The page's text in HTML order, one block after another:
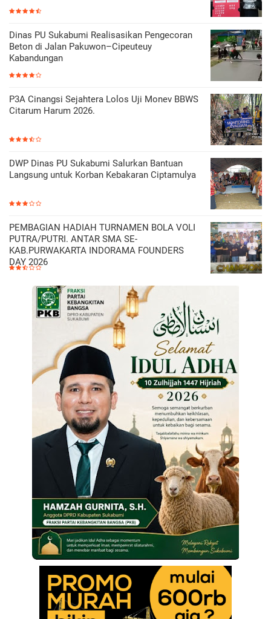
Dinas PU Sukabumi Realisasikan Pengecoran
Beton di Jalan Pakuwon–Cipeuteuy
Kabandungan
P3A Cinangsi Sejahtera Lolos Uji Monev BBWS
Citarum Harum 2026.
DWP Dinas PU Sukabumi Salurkan Bantuan
Langsung untuk Korban Kebakaran Ciptamulya
PEMBAGIAN HADIAH TURNAMEN BOLA VOLI
PUTRA/PUTRI. ANTAR SMA SE-
KAB.PURWAKARTA INDORAMA FOUNDERS
DAY 2026